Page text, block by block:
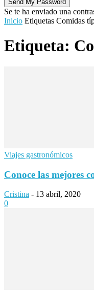
Se te ha enviado una
Inicio Etiquetas Comidas
Etiqueta:
Viajes gastronómicos
Conoce las mejores
Cristina - 13 abril, 2020
0